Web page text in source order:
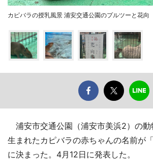
カピバラの授乳風景 浦安交通公園のプルツーと花向
浦安市交通公園（浦安市美浜2）の動
生まれたカピバラの赤ちゃんの名前が
に決まった。4月12日に発表した。